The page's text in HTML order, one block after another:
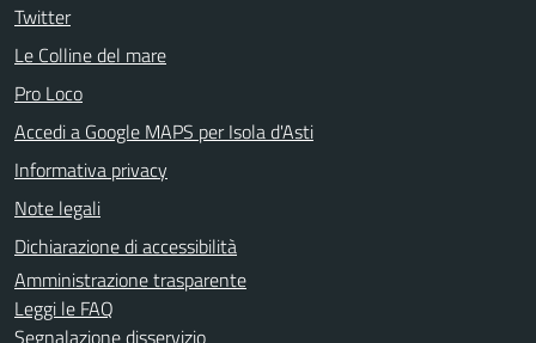
Twitter
Le Colline del mare
Pro Loco
Accedi a Google MAPS per Isola d'Asti
Informativa privacy
Note legali
Dichiarazione di accessibilità
Amministrazione trasparente
Leggi le FAQ
Segnalazione disservizio